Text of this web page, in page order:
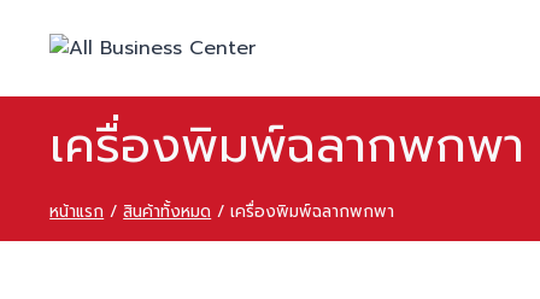
เครื่องพิมพ์ฉลากพกพา
หน้าแรก / สินค้าทั้งหมด / เครื่องพิมพ์ฉลากพกพา